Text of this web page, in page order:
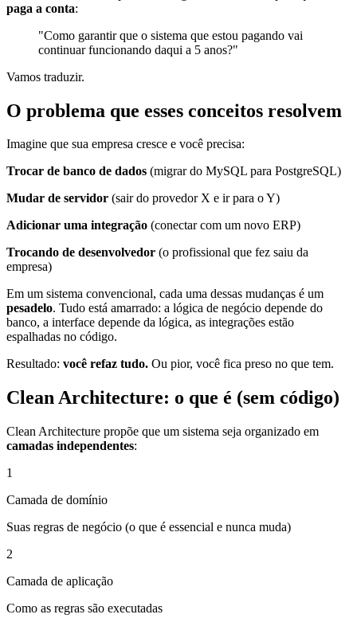
paga a conta:
"Como garantir que o sistema que estou pagando vai
continuar funcionando daqui a 5 anos?"
Vamos traduzir.
O problema que esses conceitos resolvem
Imagine que sua empresa cresce e você precisa:
Trocar de banco de dados (migrar do MySQL para PostgreSQL)
Mudar de servidor (sair do provedor X e ir para o Y)
Adicionar uma integração (conectar com um novo ERP)
Trocando de desenvolvedor (o profissional que fez saiu da
empresa)
Em um sistema convencional, cada uma dessas mudanças é um
pesadelo. Tudo está amarrado: a lógica de negócio depende do
banco, a interface depende da lógica, as integrações estão
espalhadas no código.
Resultado: você refaz tudo. Ou pior, você fica preso no que tem.
Clean Architecture: o que é (sem código)
Clean Architecture propõe que um sistema seja organizado em
camadas independentes:
1
Camada de domínio
Suas regras de negócio (o que é essencial e nunca muda)
2
Camada de aplicação
Como as regras são executadas